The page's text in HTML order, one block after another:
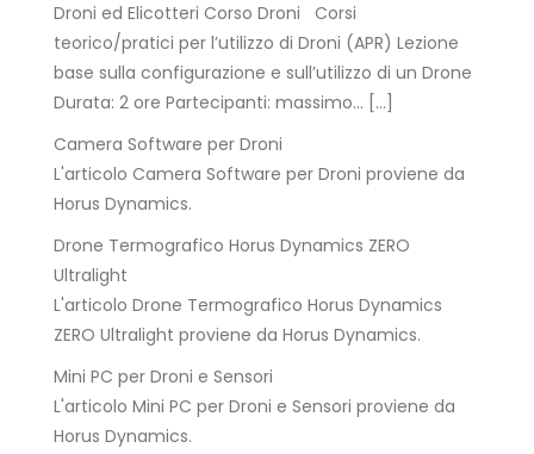
Droni ed Elicotteri Corso Droni Corsi
teorico/pratici per l’utilizzo di Droni (APR) Lezione
base sulla configurazione e sull’utilizzo di un Drone
Durata: 2 ore Partecipanti: massimo… […]
Camera Software per Droni
L'articolo Camera Software per Droni proviene da
Horus Dynamics.
Drone Termografico Horus Dynamics ZERO
Ultralight
L'articolo Drone Termografico Horus Dynamics
ZERO Ultralight proviene da Horus Dynamics.
Mini PC per Droni e Sensori
L'articolo Mini PC per Droni e Sensori proviene da
Horus Dynamics.